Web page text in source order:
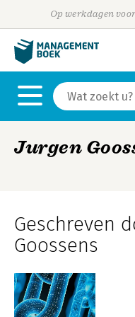
Op werkdagen
Jurgen
Geschreven
Goossens